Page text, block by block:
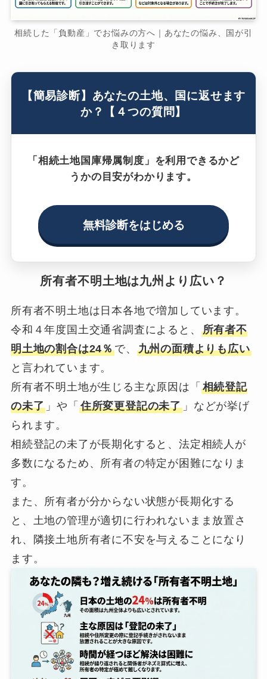
相続した「負動産」でお悩みの方へ｜あなたの悩み、国が引
き取ります
【簡易診断】あなたの土地、国に返せます
か？【４つの質問】
「相続土地国庫帰属制度」を利用できるかど
うかの目安がわかります。
無料診断をはじめる
所有者不明土地は九州より広い？
所有者不明土地は日本各地で増加しています。
令和４年度国土交通省調査によると、 所有者不
明土地の割合は24％で、 九州の面積よりも広い
と言われています。
所有者不明土地が生じる主な原因は「 相続登記
の未了 」や「 住所変更登記の未了 」などが挙げ
られます。
相続登記の未了が長期化すると、法定相続人が
多数になるため、所有者の特定が困難になりま
す。
また、所有者が分からない状態が長期化する
と、土地の管理が適切に行われないまま放置さ
れ、隣接土地所有者に不安を与えることになり
ます。